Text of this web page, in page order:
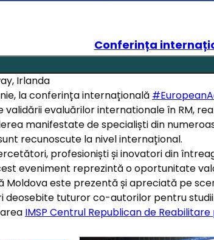
Conferința
Irlanda
la conferința internațională
evaluărilor internationale în RM,
manifestate de specialiști din
recunoscute la nivel internațional.
profesioniști și inovatori din
eveniment reprezintă o oportunitate
Moldova este prezentă și apreciată pe
deosebite tuturor co-autorilor pentru
IMSP Centrul Republican de